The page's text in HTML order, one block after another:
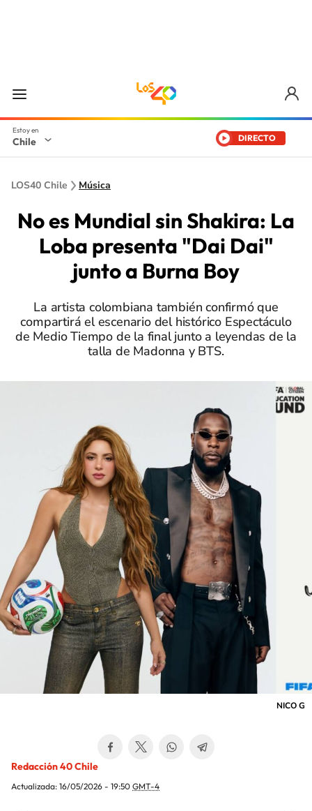
Chile DIRECTO
LOS40 Chile Música
No es Mundial sin Shakira: La
Loba presenta "Dai Dai"
junto a Burna Boy
La artista colombiana también confirmó que
compartirá el escenario del histórico Espectáculo
de Medio Tiempo de la final junto a leyendas de la
talla de Madonna y BTS.
NICO G
Redacción 40 Chile
Actualizada: 16/05/2026 - 19:50 GMT-4